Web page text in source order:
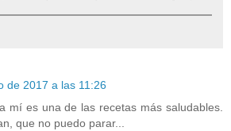
de 2017 a las 11:26
mí es una de las recetas más saludables.
que no puedo parar...